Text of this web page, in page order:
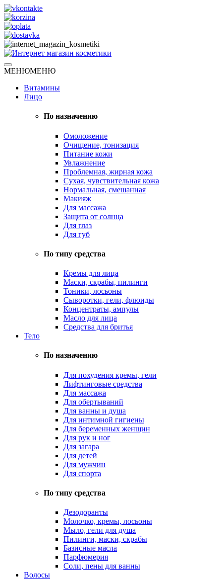
Skip
to
content
Интернет магазин косметики
Натуральная косметика
МЕНЮМЕНЮ
Витамины
Лицо
По назначению
Омоложение
Очищение, тонизация
Питание кожи
Увлажнение
Проблемная, жирная кожа
Сухая, чувствительная кожа
Нормальная, смешанная
Макияж
Для массажа
Защита от солнца
Для глаз
Для губ
По типу средства
Кремы для лица
Маски, скрабы, пилинги
Тоники, лосьоны
Сыворотки, гели, флюиды
Концентраты, ампулы
Масло для лица
Средства для бритья
Тело
По назначению
Для похудения кремы, гели
Лифтинговые средства
Для массажа
Для обертываний
Для ванны и душа
Для интимной гигиены
Для беременных женщин
Для рук и ног
Для загара
Для детей
Для мужчин
Для спорта
По типу средства
Дезодоранты
Молочко, кремы, лосьоны
Мыло, гели для душа
Пилинги, маски, скрабы
Базисные масла
Парфюмерия
Соли, пены для ванны
Волосы